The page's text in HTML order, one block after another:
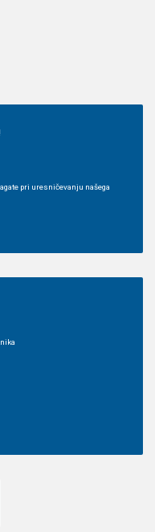
pri uresničevanju našega